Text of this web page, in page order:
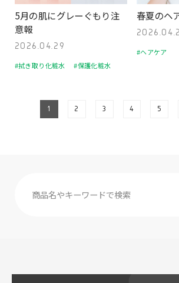
5月の肌にグレーぐもり注
意報
2026.04.29
#拭き取り化粧水 #保護化粧水
春夏のヘ
#ヘアケア
1 2 3 4 5